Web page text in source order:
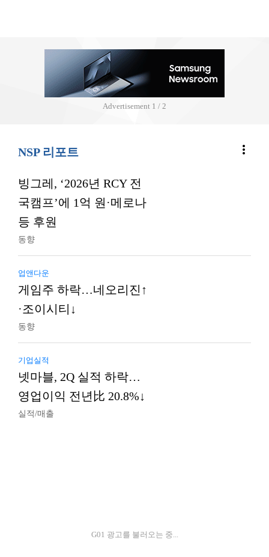
Advertisement 2 / 2
NSP 리포트 more_vert
빙그레, ‘2026년 RCY 전
국캠프’에 1억 원·메로나
등 후원
동향
업앤다운
게임주 하락…네오리진↑
·조이시티↓
동향
기업실적
넷마블, 2Q 실적 하락…
영업이익 전년比 20.8%↓
실적/매출
G01 광고를 불러오는 중...